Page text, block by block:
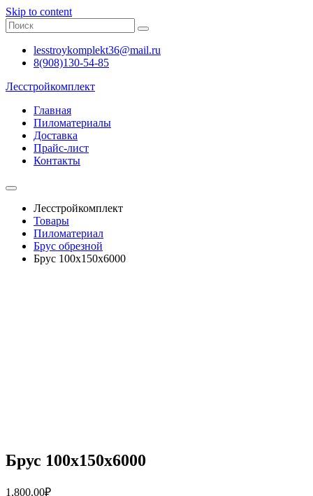
Skip to content
lesstroykomplekt36@mail.ru
8(908)130-54-85
Лесстройкомплект
Главная
Пиломатериалы
Доставка
Прайс-лист
Контакты
Лесстройкомплект
Товары
Пиломатериал
Брус обрезной
Брус 100х150х6000
Брус 100х150х6000
1,800.00₽